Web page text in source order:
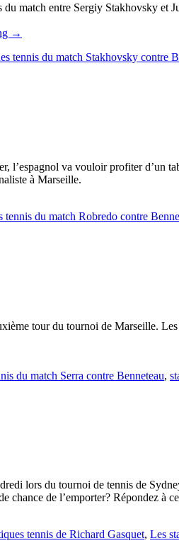
match entre Sergiy Stakhovsky et
→
tennis du match Stakhovsky contre
va vouloir profiter d’un
à Marseille.
tennis du match Robredo contre
tour du tournoi de Marseille.
du match Serra contre Benneteau,
lors du tournoi de tennis de
de l’emporter? Répondez à
tennis de Richard Gasquet, Les